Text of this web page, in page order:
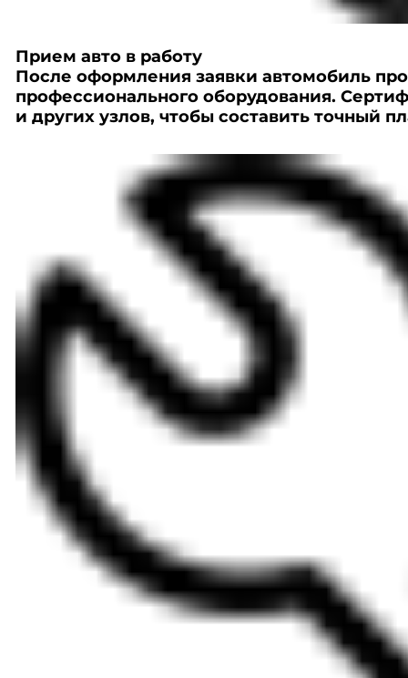
Прием авто в работу
После оформления заявки автомобиль
профессионального оборудования.
и других узлов, чтобы составить точный